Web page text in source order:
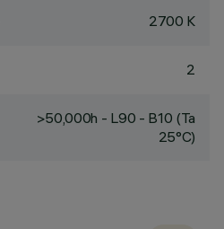
2700 K
2
>50,000h - L90 - B10 (Ta
25°C)